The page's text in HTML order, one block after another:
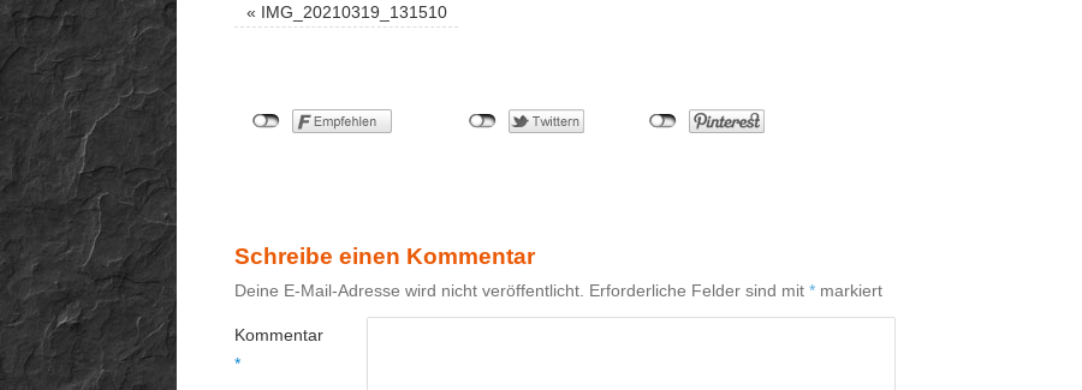
« IMG_20210319_131510
Schreibe einen Kommentar
Deine E-Mail-Adresse wird nicht veröffentlicht. Erforderliche Felder sind mit * markiert
Kommentar
*